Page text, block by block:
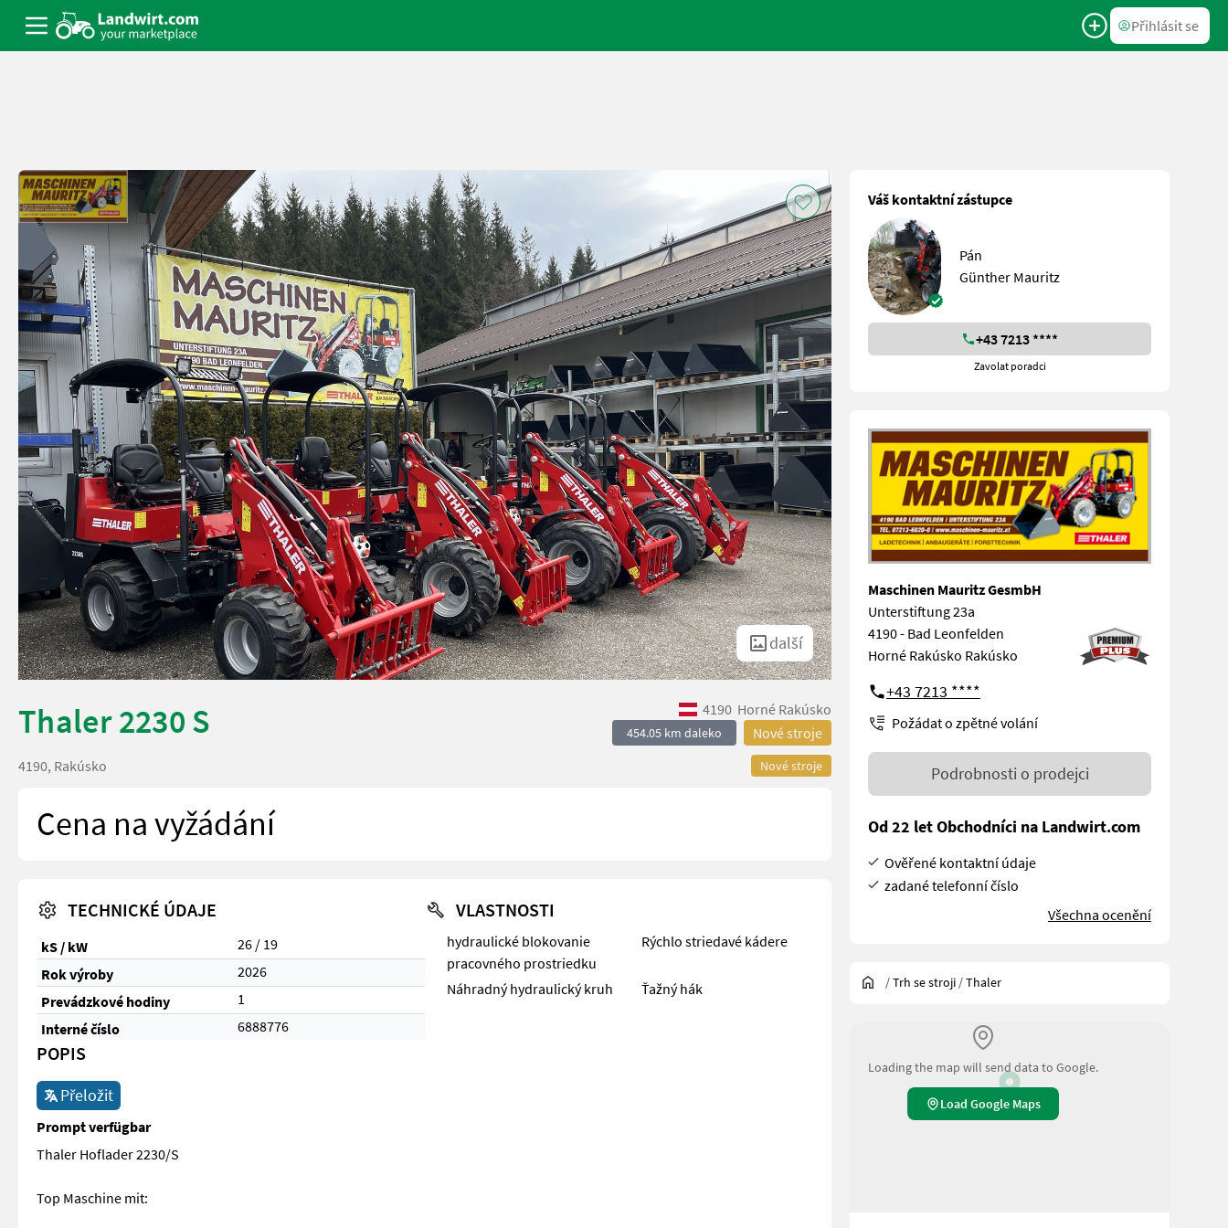
Přihlásit se
další
Thaler 2230 S 4190 Horné Rakúsko
454.05 km daleko Nové stroje
Nové stroje
4190, Rakúsko
Cena na vyžádání
TECHNICKÉ ÚDAJE
kS / kW
26 / 19
Rok výroby
2026
Prevádzkové hodiny
1
Interné číslo
6888776
VLASTNOSTI
hydraulické blokovanie
pracovného prostriedku
Rýchlo striedavé kádere
Náhradný hydraulický kruh Ťažný hák
POPIS
Přeložit
Prompt verfügbar
Thaler Hoflader 2230/S
Top Maschine mit:
Váš kontaktní zástupce
Pán
Günther Mauritz
+43 7213 ****
Zavolat poradci
Maschinen Mauritz GesmbH
Unterstiftung 23a
4190 - Bad Leonfelden
Horné Rakúsko Rakúsko
+43 7213 ****
Požádat o zpětné volání
Podrobnosti o prodejci
Od 22 let Obchodníci na Landwirt.com
Ověřené kontaktní údaje
zadané telefonní číslo
Všechna ocenění
/Trh se stroji /Thaler
Loading the map will send data to Google.
Load Google Maps